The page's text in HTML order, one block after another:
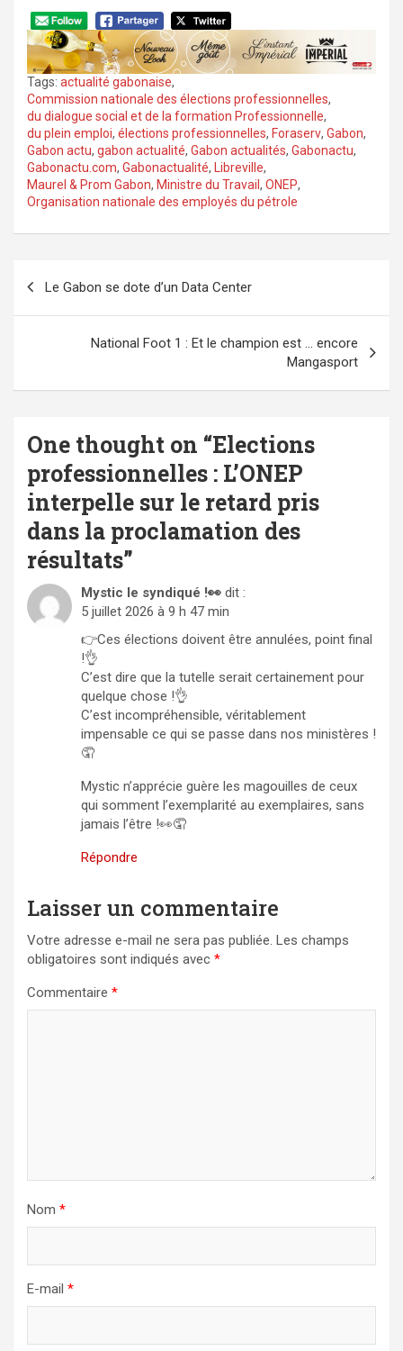
Tags: actualité gabonaise,
Commission nationale des élections professionnelles,
du dialogue social et de la formation Professionnelle,
du plein emploi, élections professionnelles, Foraserv, Gabon,
Gabon actu, gabon actualité, Gabon actualités, Gabonactu,
Gabonactu.com, Gabonactualité, Libreville,
Maurel & Prom Gabon, Ministre du Travail , ONEP,
Organisation nationale des employés du pétrole
de
l’article
Le Gabon se dote d’un Data Center
National Foot 1 : Et le champion est … encore
Mangasport
One thought on “Elections
professionnelles : L’ONEP
interpelle sur le retard pris
dans la proclamation des
résultats”
Mystic le syndiqué !👀 dit :
5 juillet 2026 à 9 h 47 min
👉Ces élections doivent être annulées, point final
!👌
C’est dire que la tutelle serait certainement pour
quelque chose !👌
C’est incompréhensible, véritablement
impensable ce qui se passe dans nos ministères !
🤦
Mystic n’apprécie guère les magouilles de ceux
qui somment l’exemplarité au exemplaires, sans
jamais l’être !👀🤦
Répondre
Laisser un commentaire
Votre adresse e-mail ne sera pas publiée. Les champs
obligatoires sont indiqués avec *
Commentaire *
Nom *
E-mail *